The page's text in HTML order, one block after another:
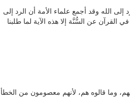
الله وقد أجمع علماء الأمة أن الرد إلى
القرآن عن السُّنَّة إلا هذه الآية لما طلبنا
وما قالوه هم، لأنهم معصومون من الخطأ